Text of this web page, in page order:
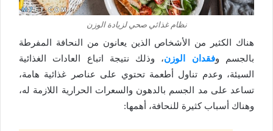
نظام غذائي صحي لزيادة الوزن
هناك الكثير من الأشخاص الذين يعانون من النحافة المفرطة
بالجسم وفقدان الوزن، وذلك نتيجة اتباع العادات الغذائية
السيئة، وعدم تناول أطعمة تحتوي على عناصر غذائية هامة،
تساعد على مد الجسم بالدهون والسعرات الحرارية اللازمة له،
وهناك أسباب كثيرة للنحافة، أهمها: